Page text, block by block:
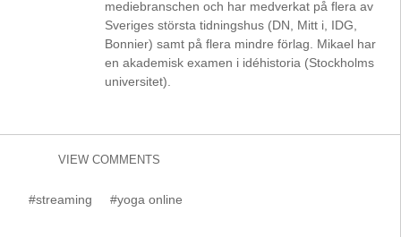
mediebranschen och har medverkat på flera av
Sveriges största tidningshus (DN, Mitt i, IDG,
Bonnier) samt på flera mindre förlag. Mikael har
en akademisk examen i idéhistoria (Stockholms
universitet).
VIEW COMMENTS
#streaming #yoga online